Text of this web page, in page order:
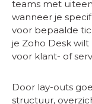
teams met
wanneer je
voor bepaalde
je Zoho Desk
voor klant- of
Door lay-outs
structuur,